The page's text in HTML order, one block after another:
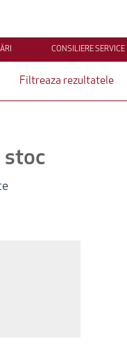
CONSILIERE SERVICE
Filtreaza rezultatele
stoc